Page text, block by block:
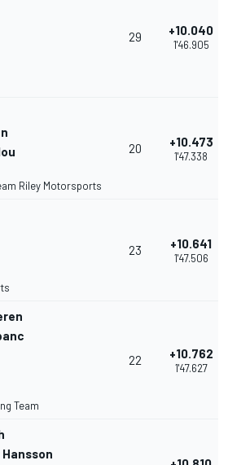
29 +10.040
1'46.905
Riley Motorsports
20 +10.473
1'47.338
23 +10.641
1'47.506
Team
22 +10.762
1'47.627